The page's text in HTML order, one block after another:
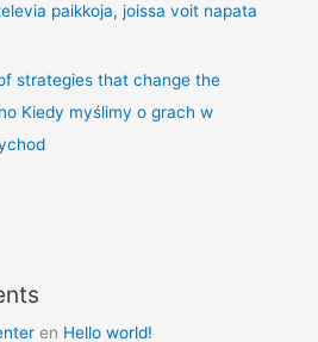
paikkoja, joissa voit napata
strategies that change the
Kiedy myślimy o grach w
en Hello world!